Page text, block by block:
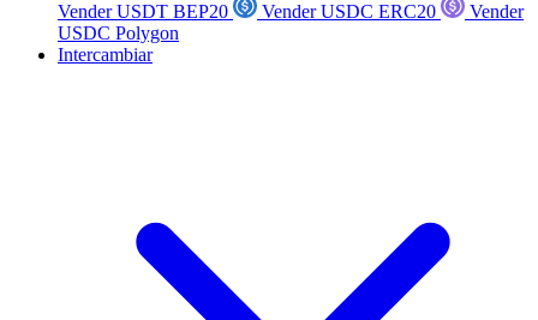
Vender USDT BEP20
Vender USDC ERC20
Vender
USDC Polygon
Intercambiar